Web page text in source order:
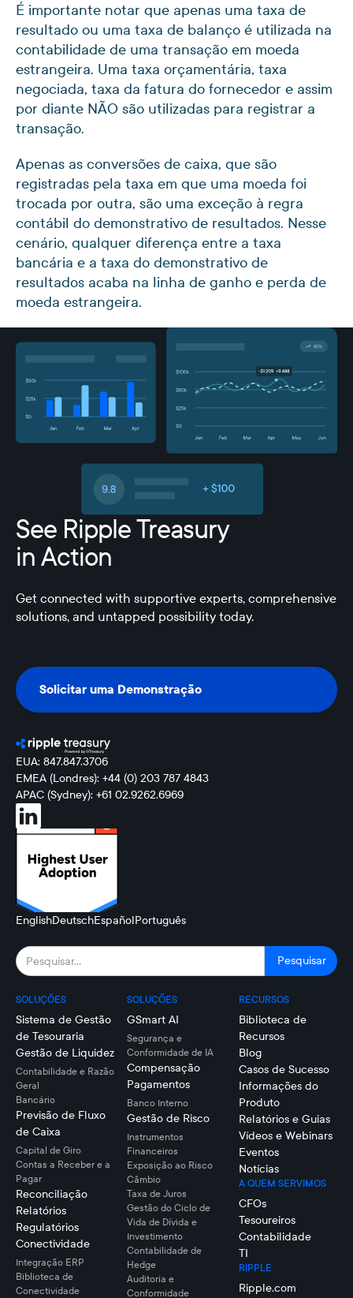
É importante notar que apenas uma taxa de
resultado ou uma taxa de balanço é utilizada na
contabilidade de uma transação em moeda
estrangeira. Uma taxa orçamentária, taxa
negociada, taxa da fatura do fornecedor e assim
por diante NÃO são utilizadas para registrar a
transação.
Apenas as conversões de caixa, que são
registradas pela taxa em que uma moeda foi
trocada por outra, são uma exceção à regra
contábil do demonstrativo de resultados. Nesse
cenário, qualquer diferença entre a taxa
bancária e a taxa do demonstrativo de
resultados acaba na linha de ganho e perda de
moeda estrangeira.
See Ripple Treasury
in Action
Get connected with supportive experts, comprehensive
solutions, and untapped possibility today.
Solicitar uma Demonstração
Solicitar uma Demonstração
EUA: 847.847.3706
EMEA (Londres): +44 (0) 203 787 4843
APAC (Sydney): +61 02.9262.6969
EnglishDeutschEspañolPortuguês
SOLUÇÕES
Sistema de Gestão
de Tesouraria
Gestão de Liquidez
Contabilidade e Razão
Geral
Bancário
Previsão de Fluxo
de Caixa
Capital de Giro
Contas a Receber e a
Pagar
Reconciliação
Relatórios
Regulatórios
Conectividade
Integração ERP
Biblioteca de
Conectividade
SOLUÇÕES
GSmart AI
Segurança e
Conformidade de IA
Compensação
Pagamentos
Banco Interno
Gestão de Risco
Instrumentos
Financeiros
Exposição ao Risco
Câmbio
Taxa de Juros
Gestão do Ciclo de
Vida de Dívida e
Investimento
Contabilidade de
Hedge
Auditoria e
Conformidade
RECURSOS
Biblioteca de
Recursos
Blog
Casos de Sucesso
Informações do
Produto
Relatórios e Guias
Vídeos e Webinars
Eventos
Notícias
A QUEM SERVIMOS
CFOs
Tesoureiros
Contabilidade
TI
RIPPLE
Ripple.com